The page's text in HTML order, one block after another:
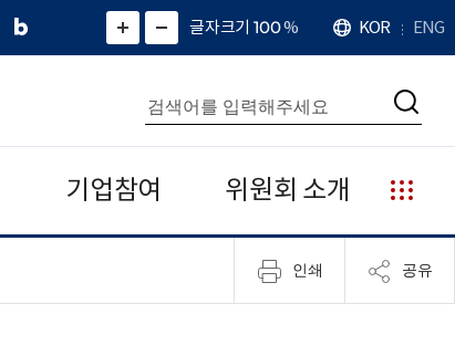
네
그
)
화
면
면
소
확
대
치
글자크기 100%
언
어
KOR ENG
통
합
검
색
검
기업참여 위원회 소개
누
리
집
안
인쇄 공유